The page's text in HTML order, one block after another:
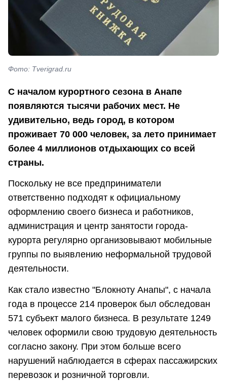
Фото: Tverigrad.ru
С началом курортного сезона в Анапе
появляются тысячи рабочих мест. Не
удивительно, ведь город, в котором
проживает 70 000 человек, за лето принимает
более 4 миллионов отдыхающих со всей
страны.
Поскольку не все предприниматели
ответственно подходят к официальному
оформлению своего бизнеса и работников,
администрация и центр занятости города-
курорта регулярно организовывают мобильные
группы по выявлению неформальной трудовой
деятельности.
Как стало известно "Блокноту Анапы", с начала
года в процессе 214 проверок был обследован
571 субъект малого бизнеса. В результате 1249
человек оформили свою трудовую деятельность
согласно закону. При этом больше всего
нарушений наблюдается в сферах пассажирских
перевозок и розничной торговли.